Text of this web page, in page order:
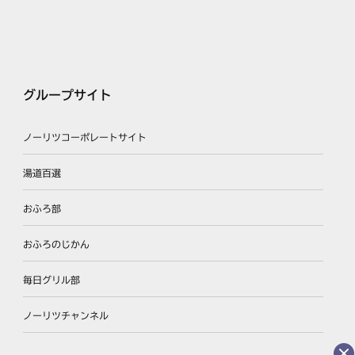
グループサイト
ノーリツコーポレートサイト
湯道百選
おふろ部
おふろのじかん
毎日グリル部
ノーリツチャンネル